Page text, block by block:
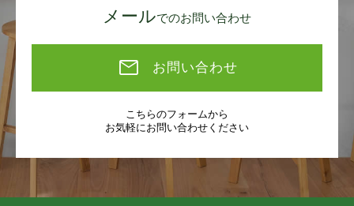
メールでのお問い合わせ
お問い合わせ
こちらのフォームから
お気軽にお問い合わせください